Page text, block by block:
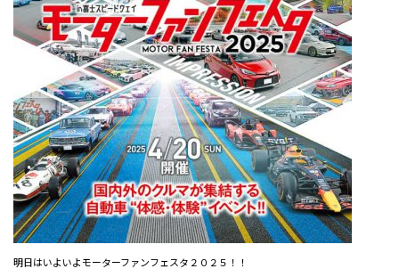
明日はいよいよモーターファンフェスタ２０２５！！